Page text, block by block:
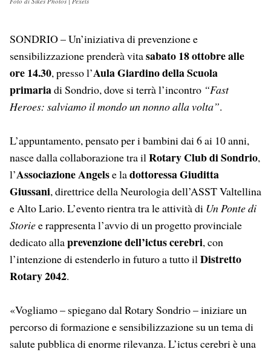
SONDRIO – Un’iniziativa di prevenzione e
sensibilizzazione prenderà vitasabato 18 ottobre alle
ore 14.30, presso l’Aula Giardino della Scuola
primariadi Sondrio, dove si terrà l’incontro “Fast
Heroes: salviamo il mondo un nonno alla volta”.
L’appuntamento, pensato per i bambini dai 6 ai 10 anni,
nasce dalla collaborazione tra ilRotary Club di Sondrio,
l’Associazione Angelse ladottoressa Giuditta
Giussani, direttrice della Neurologia dell’ASST Valtellina
e Alto Lario. L’evento rientra tra le attività di Un Ponte di
Storiee rappresenta l’avvio di un progetto provinciale
dedicato allaprevenzione dell’ictus cerebri, con
l’intenzione di estenderlo in futuro a tutto ilDistretto
Rotary 2042.
«Vogliamo – spiegano dal Rotary Sondrio – iniziare un
percorso di formazione e sensibilizzazione su un tema di
salute pubblica di enorme rilevanza. L’ictus cerebri è una